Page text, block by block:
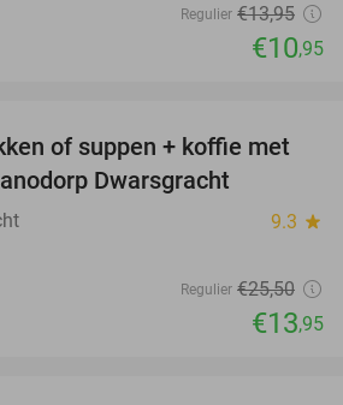
Regulier €13,95
€10,95
45%
of suppen + koffie met
Dwarsgracht
9.3 star
Regulier €25,50
€13,95